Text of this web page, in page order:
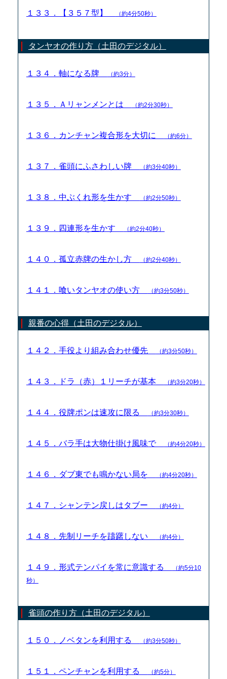
１３３．【３５７型】 （約4分50秒）
タンヤオの作り方（土田のデジタル）
１３４．軸になる牌 （約3分）
１３５．Ａリャンメンとは （約2分30秒）
１３６．カンチャン複合形を大切に （約6分）
１３７．雀頭にふさわしい牌 （約3分40秒）
１３８．中ぶくれ形を生かす （約2分50秒）
１３９．四連形を生かす （約2分40秒）
１４０．孤立赤牌の生かし方 （約2分40秒）
１４１．喰いタンヤオの使い方 （約3分50秒）
親番の心得（土田のデジタル）
１４２．手役より組み合わせ優先 （約3分50秒）
１４３．ドラ（赤）１リーチが基本 （約3分20秒）
１４４．役牌ポンは速攻に限る （約3分30秒）
１４５．バラ手は大物仕掛け風味で （約4分20秒）
１４６．ダブ東でも鳴かない局を （約4分20秒）
１４７．シャンテン戻しはタブー （約4分）
１４８．先制リーチを躊躇しない （約4分）
１４９．形式テンパイを常に意識する
（約5分10
秒）
雀頭の作り方（土田のデジタル）
１５０．ノベタンを利用する （約3分50秒）
１５１．ペンチャンを利用する （約5分）